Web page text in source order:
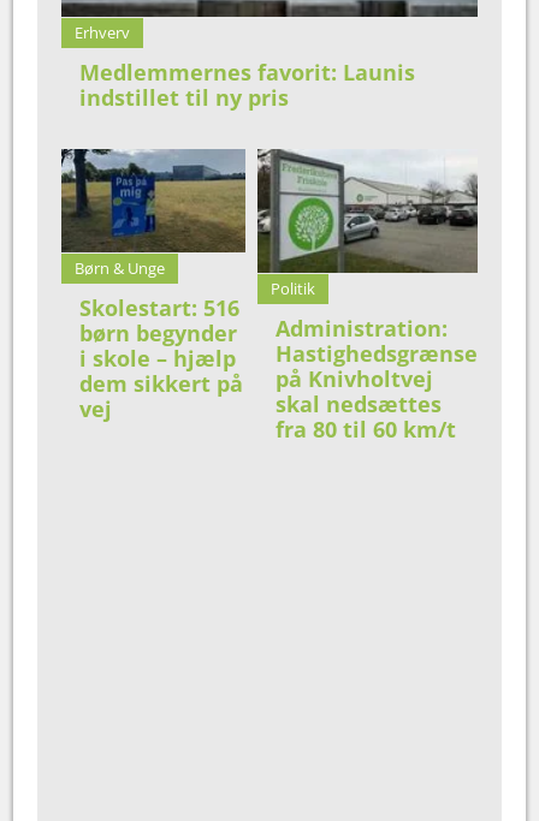
Erhverv
Medlemmernes favorit: Launis
indstillet til ny pris
Børn & Unge
Skolestart: 516
børn begynder
i skole – hjælp
dem sikkert på
vej
Politik
Administration:
Hastighedsgrænse
på Knivholtvej
skal nedsættes
fra 80 til 60 km/t